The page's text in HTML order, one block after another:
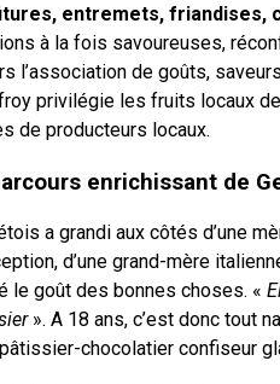
entremets, friandises,
à la fois savoureuses,
l’association de goûts,
privilégie les fruits locaux
de producteurs locaux.
enrichissant de
a grandi aux côtés d’une
d’une grand-mère
le goût des bonnes choses. «
». A 18 ans, c’est donc tout
chocolatier confiseur